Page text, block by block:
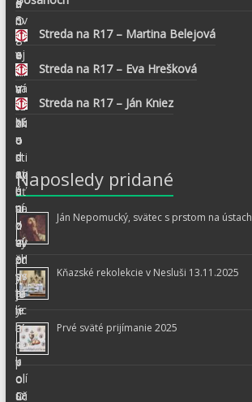
Streda na R17 – Martina Belejová
Streda na R17 – Eva Hrešková
Streda na R17 – Ján Kniez
Naposledy pridané
Ján Nepomucký, svätec s prstom na ústach
Kňazské rekolekcie v Nesluši 13.11.2025
Prvé sväté prijímanie 2025